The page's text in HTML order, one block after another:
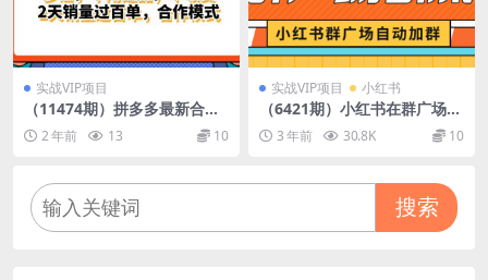
实战VIP项目
（11474期）拼多多最新合作
开店日入4000+两天销量过百
单，无学费、老运营代操作、
2 年前 13 10
实战VIP项目 小红书
（6421期）小红书在群广场加
群 小号可批量操作 可进行引
流私域（软件+教程）
3 年前 30.8K 10
搜索